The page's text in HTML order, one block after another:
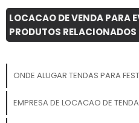
LOCACAO DE VENDA PARA
PRODUTOS RELACIONADOS
ONDE ALUGAR TENDAS PARA
EMPRESA DE LOCACAO DE